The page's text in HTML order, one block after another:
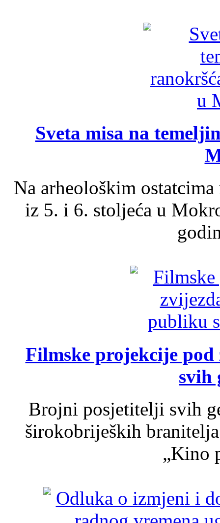
Sveta misa na
Na arheološkim
iz 5. i 6. stoljeća u
Filmske projekcije
svih
Brojni posjetitelji svih
širokobrijeških
„Kino